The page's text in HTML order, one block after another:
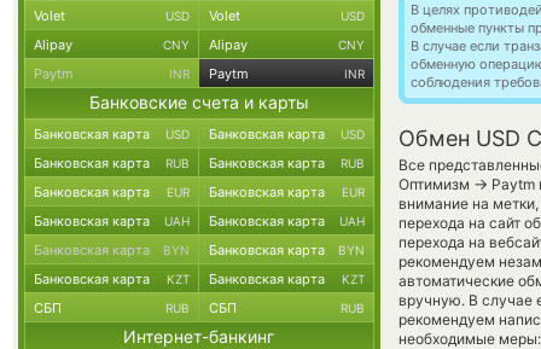
В целях
обменные пункты
В случае если
обменную
соблюдения
Обмен USD
Все
Оптимизм → Paytm
внимание на
перехода на сайт
перехода на
рекомендуем
автоматические
вручную. В случае
рекомендуем
необходимые
Volet USD Volet USD
Alipay CNY Alipay CNY
Paytm INR Paytm INR
Банковские счета и карты
Банковская карта USD Банковская карта USD
Банковская карта RUB Банковская карта RUB
Банковская карта EUR Банковская карта EUR
Банковская карта UAH Банковская карта UAH
Банковская карта BYN Банковская карта BYN
Банковская карта KZT Банковская карта KZT
СБП RUB СБП RUB
Интернет-банкинг